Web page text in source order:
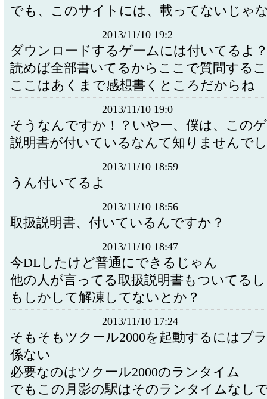
でも、このサイトには、載ってないじゃ
2013/11/10 19:2
ダウンロードするゲームには付いてるよ
読めば全部書いてるからここで質問する
ここはあくまで感想書くところだからね
2013/11/10 19:0
そうなんですか！？いやー、僕は、この
説明書が付いているなんて知りませんで
2013/11/10 18:59
うん付いてるよ
2013/11/10 18:56
取扱説明書、付いているんですか？
2013/11/10 18:47
今DLしたけど普通にできるじゃん
他の人が言ってる取扱説明書もついてるし
もしかして解凍してないとか？
2013/11/10 17:24
そもそもツクール2000を起動するにはプ
係ない
必要なのはツクール2000のランタイム
でもこの月影の駅はそのランタイムなし